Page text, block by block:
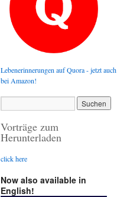
Lebenerinnerungen auf Quora - jetzt auch
bei Amazon!
Vorträge zum
Herunterladen
click here
Now also available in
English!